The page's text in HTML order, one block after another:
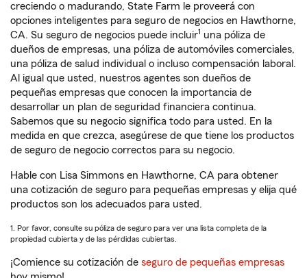
creciendo o madurando, State Farm le proveerá con
opciones inteligentes para seguro de negocios en Hawthorne,
CA. Su seguro de negocios puede incluir1 una póliza de
dueños de empresas, una póliza de automóviles comerciales,
una póliza de salud individual o incluso compensación laboral.
Al igual que usted, nuestros agentes son dueños de
pequeñas empresas que conocen la importancia de
desarrollar un plan de seguridad financiera continua.
Sabemos que su negocio significa todo para usted. En la
medida en que crezca, asegúrese de que tiene los productos
de seguro de negocio correctos para su negocio.
Hable con Lisa Simmons en Hawthorne, CA para obtener
una cotización de seguro para pequeñas empresas y elija qué
productos son los adecuados para usted.
1. Por favor, consulte su póliza de seguro para ver una lista completa de la
propiedad cubierta y de las pérdidas cubiertas.
¡Comience su cotización de seguro de pequeñas empresas